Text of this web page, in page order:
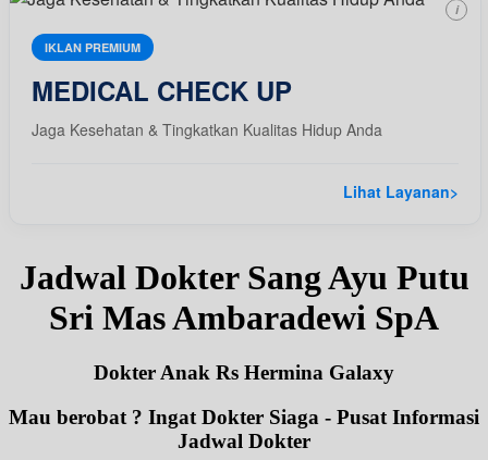
IKLAN PREMIUM
MEDICAL CHECK UP
Jaga Kesehatan & Tingkatkan Kualitas Hidup Anda
Lihat Layanan>
i
Jadwal Dokter Sang Ayu Putu
Sri Mas Ambaradewi SpA
Dokter Anak Rs Hermina Galaxy
Mau berobat ? Ingat Dokter Siaga - Pusat Informasi
Jadwal Dokter